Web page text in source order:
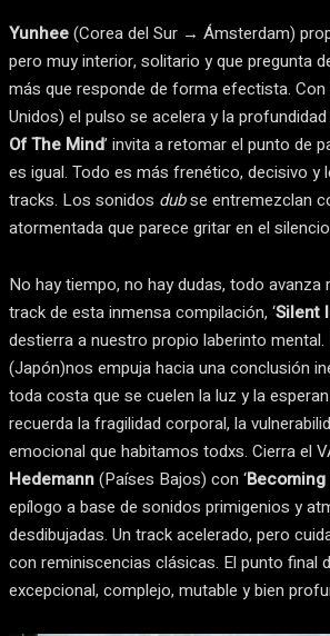
Yunhee(Corea del Sur → Ámsterdam)
pero muy interior, solitario y que pregunta
más que responde de forma efectista. Con
Unidos) el pulso se acelera y la profundidad
Of The Mind’ invita a retomar el punto de
es igual. Todo es más frenético, decisivo y
tracks. Los sonidos dubse entremezclan
atormentada que parece gritar en el
No hay tiempo, no hay dudas, todo avanza
track de esta inmensa compilación, ‘Silent
destierra a nuestro propio laberinto mental.
(Japón)nos empuja hacia una conclusión
toda costa que se cuelen la luz y la
recuerda la fragilidad corporal, la
emocional que habitamos todxs. Cierra el
Hedemann(Países Bajos) con ‘
epílogo a base de sonidos primigenios y
desdibujadas. Un track acelerado, pero
con reminiscencias clásicas. El punto final
excepcional, complejo, mutable y bien